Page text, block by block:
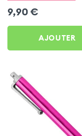
9,90 €
AJOUTER